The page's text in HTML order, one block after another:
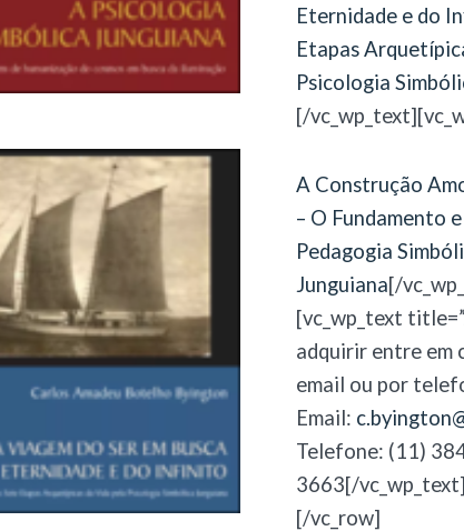
Eternidade e do
Etapas
Psicologia
[/
A Construção
– O Fundamento
Pedagogia
Junguiana[/
[vc_wp_text
adquirir entre em
email ou por
Email:
Telefone: (11)
3663[/
[/vc_row]